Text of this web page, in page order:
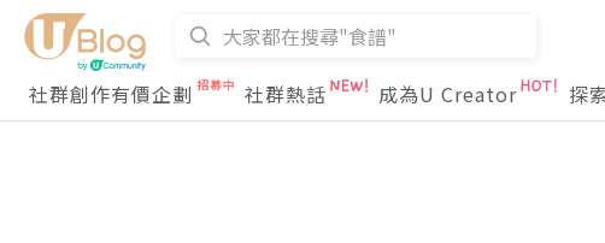
社群創作有價企劃 社群熱話 成為U Creator 探